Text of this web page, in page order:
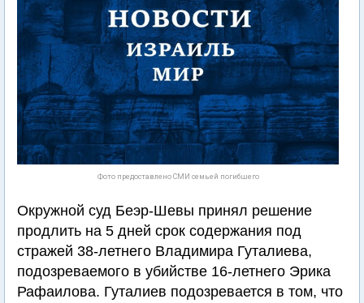
Фото предоставлено СМИ семьей погибшего
Окружной суд Беэр-Шевы принял решение
продлить на 5 дней срок содержания под
стражей 38-летнего Владимира Гуталиева,
подозреваемого в убийстве 16-летнего Эрика
Рафаилова. Гуталиев подозревается в том, что